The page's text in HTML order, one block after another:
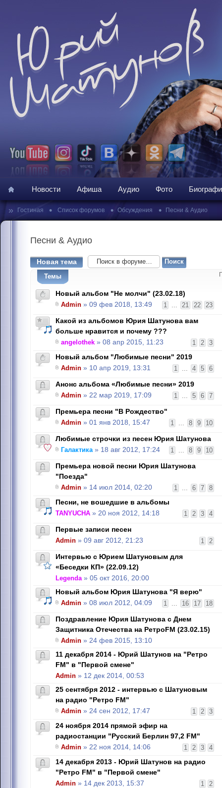
Новости Афиша Аудио Фото
» Гостиная • Список форумов • Обсуждения • Песни & Аудио
Песни & Аудио
Новая тема
Темы
Новый альбом "Не молчи" (23.02.18)
1 ... 21 22 23
Admin » 09 фев 2018, 13:49
Какой из альбомов Юрия Шатунова вам
больше нравится и почему ???
1 2 3
angelothek » 08 апр 2015, 11:23
Новый альбом "Любимые песни" 2019
1 ... 4 5 6
Admin » 10 апр 2019, 13:31
Анонс альбома «Любимые песни» 2019
1 ... 5 6 7
Admin » 22 мар 2019, 17:09
Премьера песни "В Рождество"
1 ... 8 9 10
Admin » 01 янв 2018, 15:47
Любимые строчки из песен Юрия Шатунова
1 ... 8 9 10
Галактика» 18 авг 2012, 17:24
Премьера новой песни Юрия Шатунова
"Поезда"
1 ... 6 7 8
Admin » 14 июл 2014, 02:20
Песни, не вошедшие в альбомы
1 2 3 4
TANYUCHA » 20 ноя 2012, 14:18
Первые записи песен
1 2
Admin » 09 авг 2012, 21:23
Интервью с Юрием Шатуновым для
«Беседки КП» (22.09.12)
Legenda» 05 окт 2016, 20:00
Новый альбом Юрия Шатунова "Я верю"
1 ... 16 17 18
Admin » 08 июл 2012, 04:09
Поздравление Юрия Шатунова с Днем
Защитника Отечества на РетроFM (23.02.15)
Admin » 24 фев 2015, 13:10
11 декабря 2014 - Юрий Шатунов на "Ретро
FM" в "Первой смене"
Admin » 12 дек 2014, 00:53
25 сентября 2012 - интервью с Шатуновым
на радио "Ретро FM"
1 2 3
Admin » 24 сен 2012, 17:47
24 ноября 2014 прямой эфир на
радиостанции "Русский Берлин 97,2 FM"
1 2 3 4
Admin » 22 ноя 2014, 14:06
14 декабря 2013 - Юрий Шатунов на радио
"Ретро FM" в "Первой смене"
1 2
Admin » 14 дек 2013, 15:37